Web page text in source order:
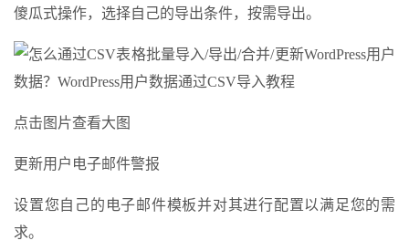
傻瓜式操作，选择自己的导出条件，按需导出。
点击图片查看大图
更新用户电子邮件警报
设置您自己的电子邮件模板并对其进行配置以满足您的需
求。